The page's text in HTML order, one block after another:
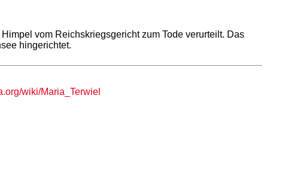
vom Reichskriegsgericht zum Tode verurteilt. Das
hingerichtet.
wiki/Maria_Terwiel